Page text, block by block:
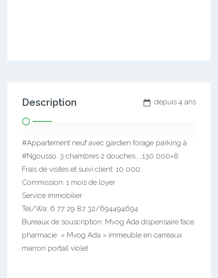
depuis 4 ans
Description
#Appartement neuf avec gardien forage parking à
#Ngousso. 3 chambres 2 douches……130 000×8
Frais de visites et suivi client: 10 000.
Commission: 1 mois de loyer
Service immobilier
Tél/Wa: 6 77 29 87 32/694494694
Bureaux de souscription: Mvog Ada dispensaire face
pharmacie » Mvog Ada » immeuble en carreaux
marron portail violet